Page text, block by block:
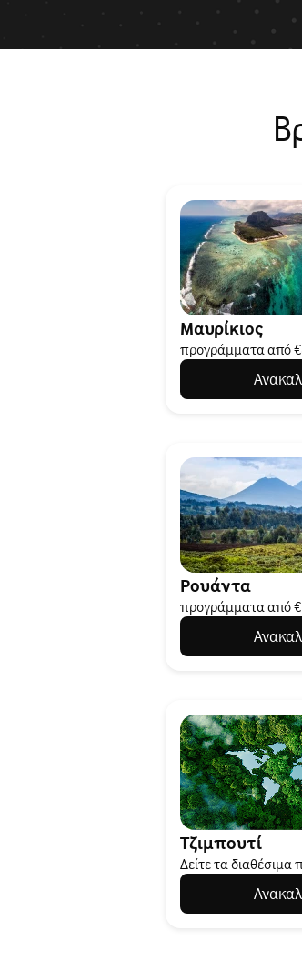
Μαυρίκιος
προγράμματα από
Ρουάντα
προγράμματα από
Τζιμπουτί
Δείτε τα διαθέσιμα